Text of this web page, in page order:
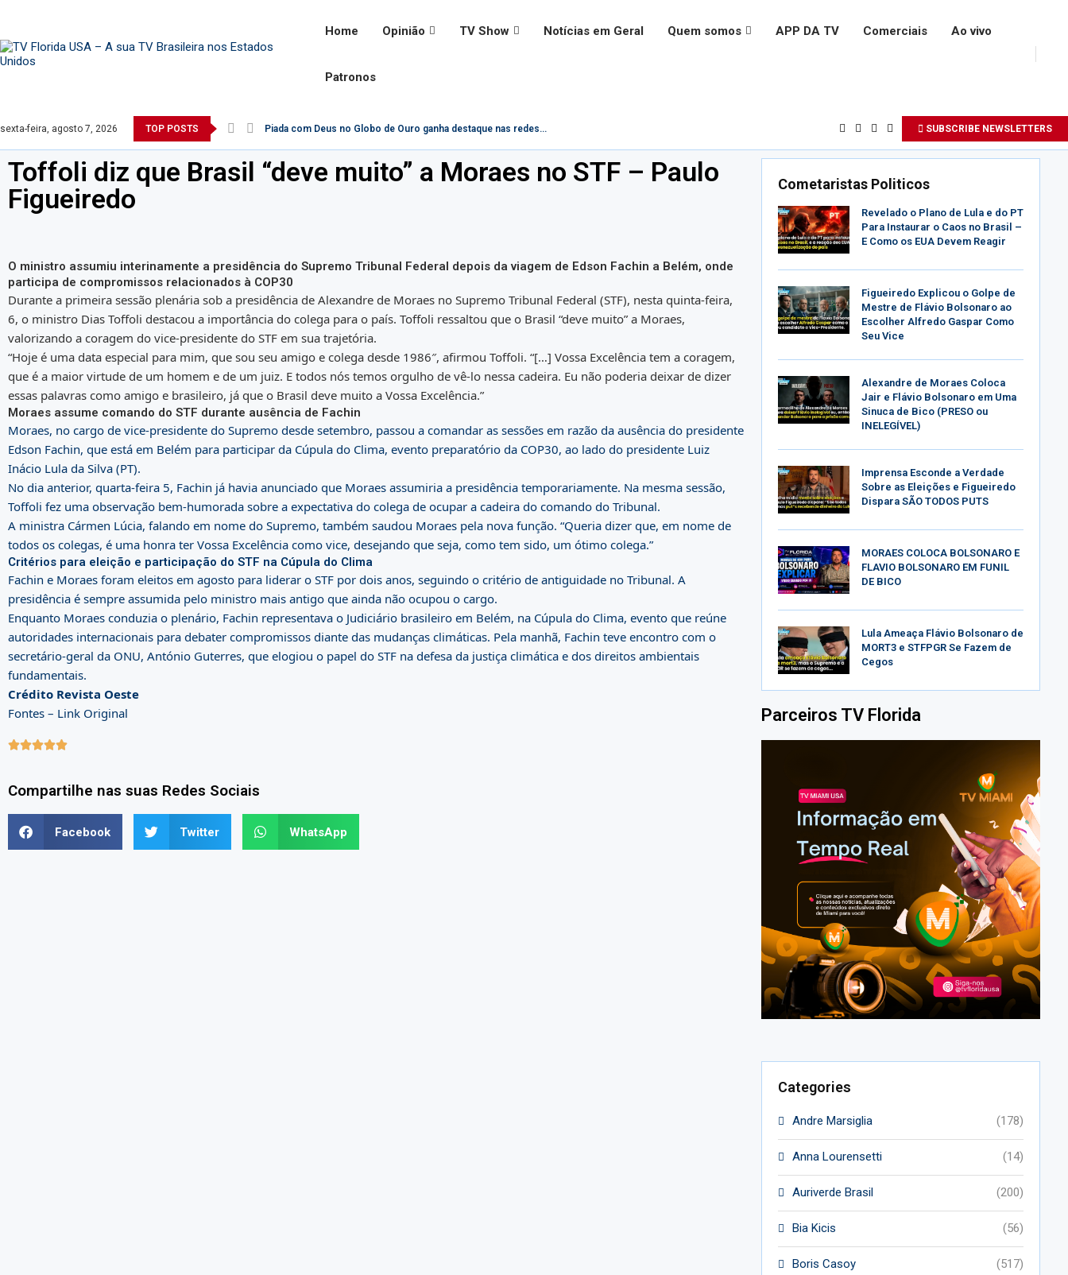
Home Opinião TV Show Notícias em Geral Quem somos APP DA TV Comerciais Ao vivo
Patronos
sexta-feira, agosto 7, 2026 TOP POSTS Piada com Deus no Globo de Ouro ganha destaque nas redes... SUBSCRIBE NEWSLETTERS
Toffoli diz que Brasil “deve muito” a Moraes no STF – Paulo
Figueiredo
O ministro assumiu interinamente a presidência do Supremo Tribunal Federal depois da viagem de Edson Fachin a Belém, onde
participa de compromissos relacionados à COP30
Durante a primeira sessão plenária sob a presidência de Alexandre de Moraes no Supremo Tribunal Federal (STF), nesta quinta-feira,
6, o ministro Dias Toffoli destacou a importância do colega para o país. Toffoli ressaltou que o Brasil “deve muito” a Moraes,
valorizando a coragem do vice-presidente do STF em sua trajetória.
“Hoje é uma data especial para mim, que sou seu amigo e colega desde 1986″, afirmou Toffoli. “[…] Vossa Excelência tem a coragem,
que é a maior virtude de um homem e de um juiz. E todos nós temos orgulho de vê-lo nessa cadeira. Eu não poderia deixar de dizer
essas palavras como amigo e brasileiro, já que o Brasil deve muito a Vossa Excelência.”
Moraes assume comando do STF durante ausência de Fachin
Moraes, no cargo de vice-presidente do Supremo desde setembro, passou a comandar as sessões em razão da ausência do presidente
Edson Fachin, que está em Belém para participar da Cúpula do Clima, evento preparatório da COP30, ao lado do presidente Luiz
Inácio Lula da Silva (PT).
No dia anterior, quarta-feira 5, Fachin já havia anunciado que Moraes assumiria a presidência temporariamente. Na mesma sessão,
Toffoli fez uma observação bem-humorada sobre a expectativa do colega de ocupar a cadeira do comando do Tribunal.
A ministra Cármen Lúcia, falando em nome do Supremo, também saudou Moraes pela nova função. “Queria dizer que, em nome de
todos os colegas, é uma honra ter Vossa Excelência como vice, desejando que seja, como tem sido, um ótimo colega.”
Critérios para eleição e participação do STF na Cúpula do Clima
Fachin e Moraes foram eleitos em agosto para liderar o STF por dois anos, seguindo o critério de antiguidade no Tribunal. A
presidência é sempre assumida pelo ministro mais antigo que ainda não ocupou o cargo.
Enquanto Moraes conduzia o plenário, Fachin representava o Judiciário brasileiro em Belém, na Cúpula do Clima, evento que reúne
autoridades internacionais para debater compromissos diante das mudanças climáticas. Pela manhã, Fachin teve encontro com o
secretário-geral da ONU, António Guterres, que elogiou o papel do STF na defesa da justiça climática e dos direitos ambientais
fundamentais.
Crédito Revista Oeste
Fontes – Link Original

Compartilhe nas suas Redes Sociais
Facebook Twitter WhatsApp
Cometaristas Politicos
Revelado o Plano de Lula e do PT
Para Instaurar o Caos no Brasil –
E Como os EUA Devem Reagir
Figueiredo Explicou o Golpe de
Mestre de Flávio Bolsonaro ao
Escolher Alfredo Gaspar Como
Seu Vice
Alexandre de Moraes Coloca
Jair e Flávio Bolsonaro em Uma
Sinuca de Bico (PRESO ou
INELEGÍVEL)
Imprensa Esconde a Verdade
Sobre as Eleições e Figueiredo
Dispara SÃO TODOS PUTS
MORAES COLOCA BOLSONARO E
FLAVIO BOLSONARO EM FUNIL
DE BICO
Lula Ameaça Flávio Bolsonaro de
MORT3 e STFPGR Se Fazem de
Cegos
Parceiros TV Florida
Categories
Andre Marsiglia (178)
Anna Lourensetti (14)
Auriverde Brasil (200)
Bia Kicis (56)
Boris Casoy (517)